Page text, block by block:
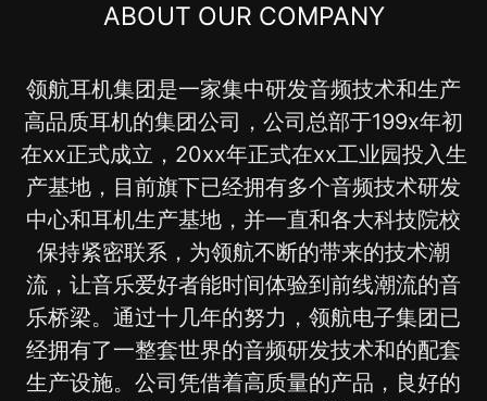
ABOUT OUR COMPANY
领航耳机集团是一家集中研发音频技术和生产
高品质耳机的集团公司，公司总部于199x年初
在xx正式成立，20xx年正式在xx工业园投入生
产基地，目前旗下已经拥有多个音频技术研发
中心和耳机生产基地，并一直和各大科技院校
保持紧密联系，为领航不断的带来的技术潮
流，让音乐爱好者能时间体验到前线潮流的音
乐桥梁。通过十几年的努力，领航电子集团已
经拥有了一整套世界的音频研发技术和的配套
生产设施。公司凭借着高质量的产品，良好的